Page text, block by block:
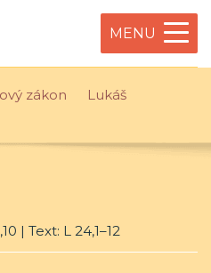
MENU
zákon
Lukáš
| Text: L 24,1–12